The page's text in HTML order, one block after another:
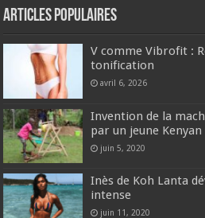
Articles populaires
V comme Vibrofit :
tonification
avril 6, 2026
Invention de la
par un jeune Kenyan
juin 5, 2020
Inès de Koh Lanta
intense
juin 11, 2020